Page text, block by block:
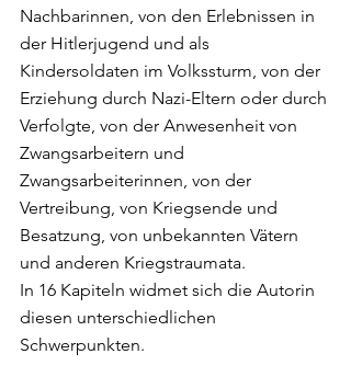
Nachbarinnen, von den Erlebnissen in
der Hitlerjugend und als
Kindersoldaten im Volkssturm, von der
Erziehung durch Nazi-Eltern oder durch
Verfolgte, von der Anwesenheit von
Zwangsarbeitern und
Zwangsarbeiterinnen, von der
Vertreibung, von Kriegsende und
Besatzung, von unbekannten Vätern
und anderen Kriegstraumata.
In 16 Kapiteln widmet sich die Autorin
diesen unterschiedlichen
Schwerpunkten.